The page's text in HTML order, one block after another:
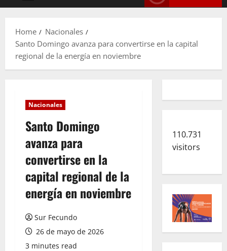
Home
Nacionales
Santo Domingo avanza para convertirse en la capital
regional de la energía en noviembre
Nacionales
Santo Domingo
avanza para
convertirse en la
capital regional de la
energía en noviembre
Sur Fecundo
26 de mayo de 2026
3 minutes read
110.731
visitors